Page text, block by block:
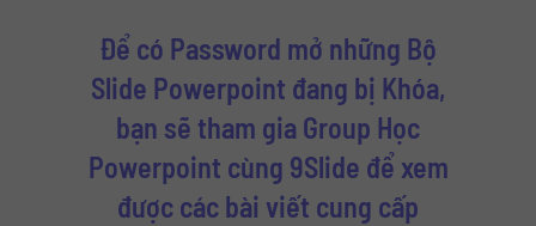
Để có Password mở những Bộ
Slide Powerpoint đang bị Khóa,
bạn sẽ tham gia Group Học
Powerpoint cùng 9Slide để xem
được các bài viết cung cấp